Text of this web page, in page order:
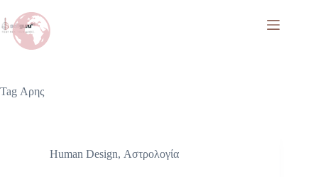
Tag Αρης
Human Design, Αστρολογία